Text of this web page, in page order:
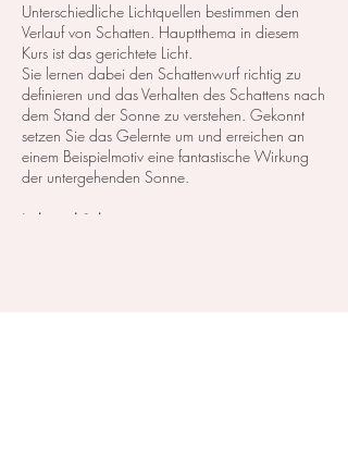
Unterschiedliche Lichtquellen bestimmen den
Verlauf von Schatten. Hauptthema in diesem
Kurs ist das gerichtete Licht.
Sie lernen dabei den Schattenwurf richtig zu
definieren und das Verhalten des Schattens nach
dem Stand der Sonne zu verstehen. Gekonnt
setzen Sie das Gelernte um und erreichen an
einem Beispielmotiv eine fantastische Wirkung
der untergehenden Sonne.
Licht und Schatten